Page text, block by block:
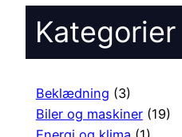
Kategorier
Beklædning (3)
Biler og maskiner(19)